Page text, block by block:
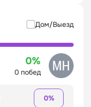
Дом/Выезд
0%
0 побед
0%